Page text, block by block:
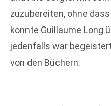
zuzubereiten, ohne
konnte Guillaume Long
jedenfalls war
von den Büchern.